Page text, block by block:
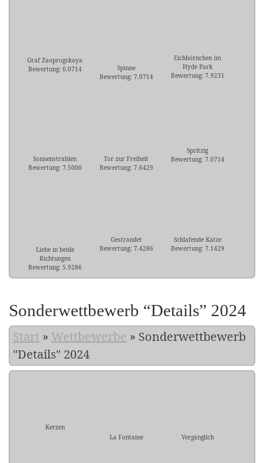
Graf Zaoprogskaya
Bewertung: 6.0714
Spinne
Bewertung: 7.0714
Eichhörnchen im
Hyde Park
Bewertung: 7.9231
Sonnenstrahlen
Bewertung: 7.5000
Tor zur Freiheit
Bewertung: 7.6429
Spritzig
Bewertung: 7.0714
Liebe in beide
Richtungen
Bewertung: 5.9286
Gestrandet
Bewertung: 7.4286
Schlafende Katze
Bewertung: 7.1429
Sonderwettbewerb “Details” 2024
Start » Wettbewerbe » Sonderwettbewerb
"Details" 2024
Kerzen
La Fontaine
Vergänglich